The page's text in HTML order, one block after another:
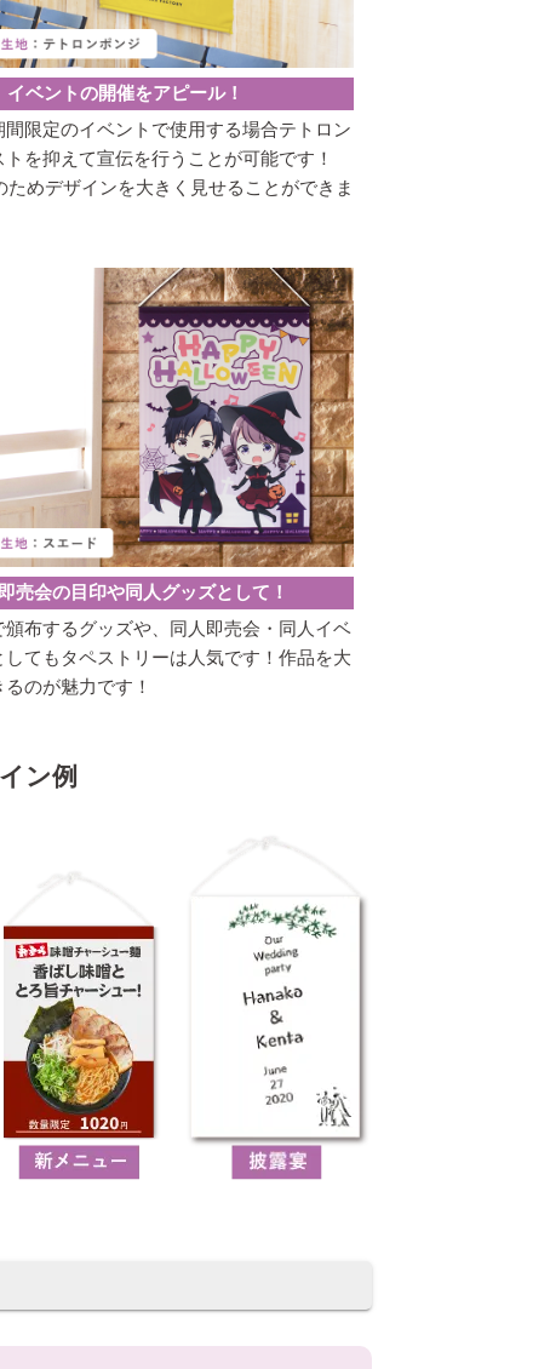
イベントの開催をアピール！
間限定のイベントで使用する場合テトロン
を抑えて宣伝を行うことが可能です！
ためデザインを大きく見せることができま
売会の目印や同人グッズとして！
布するグッズや、同人即売会・同人イベ
してもタペストリーは人気です！作品を大
のが魅力です！
ン例